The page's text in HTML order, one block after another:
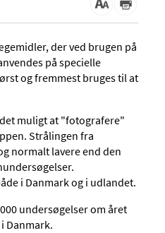
der ved brugen på
på specielle
og fremmest bruges til at
muligt at "fotografere"
Strålingen fra
normalt lavere end den
i Danmark og i udlandet.
undersøgelser om året
Danmark.